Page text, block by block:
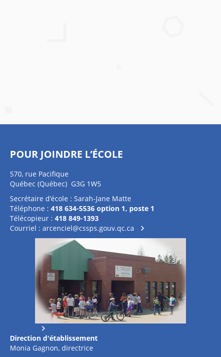
POUR JOINDRE L’ÉCOLE
570, rue Pacifique
Québec (Québec) G3G 1W5
Secrétaire d’école : Sarah-Jane Matte
Téléphone : 418 634-5536 option 1, poste 1
Télécopieur : 418 849-1393
Courriel : arcenciel@cssps.gouv.qc.ca
Direction d'établissement
Monia Gagnon, directrice